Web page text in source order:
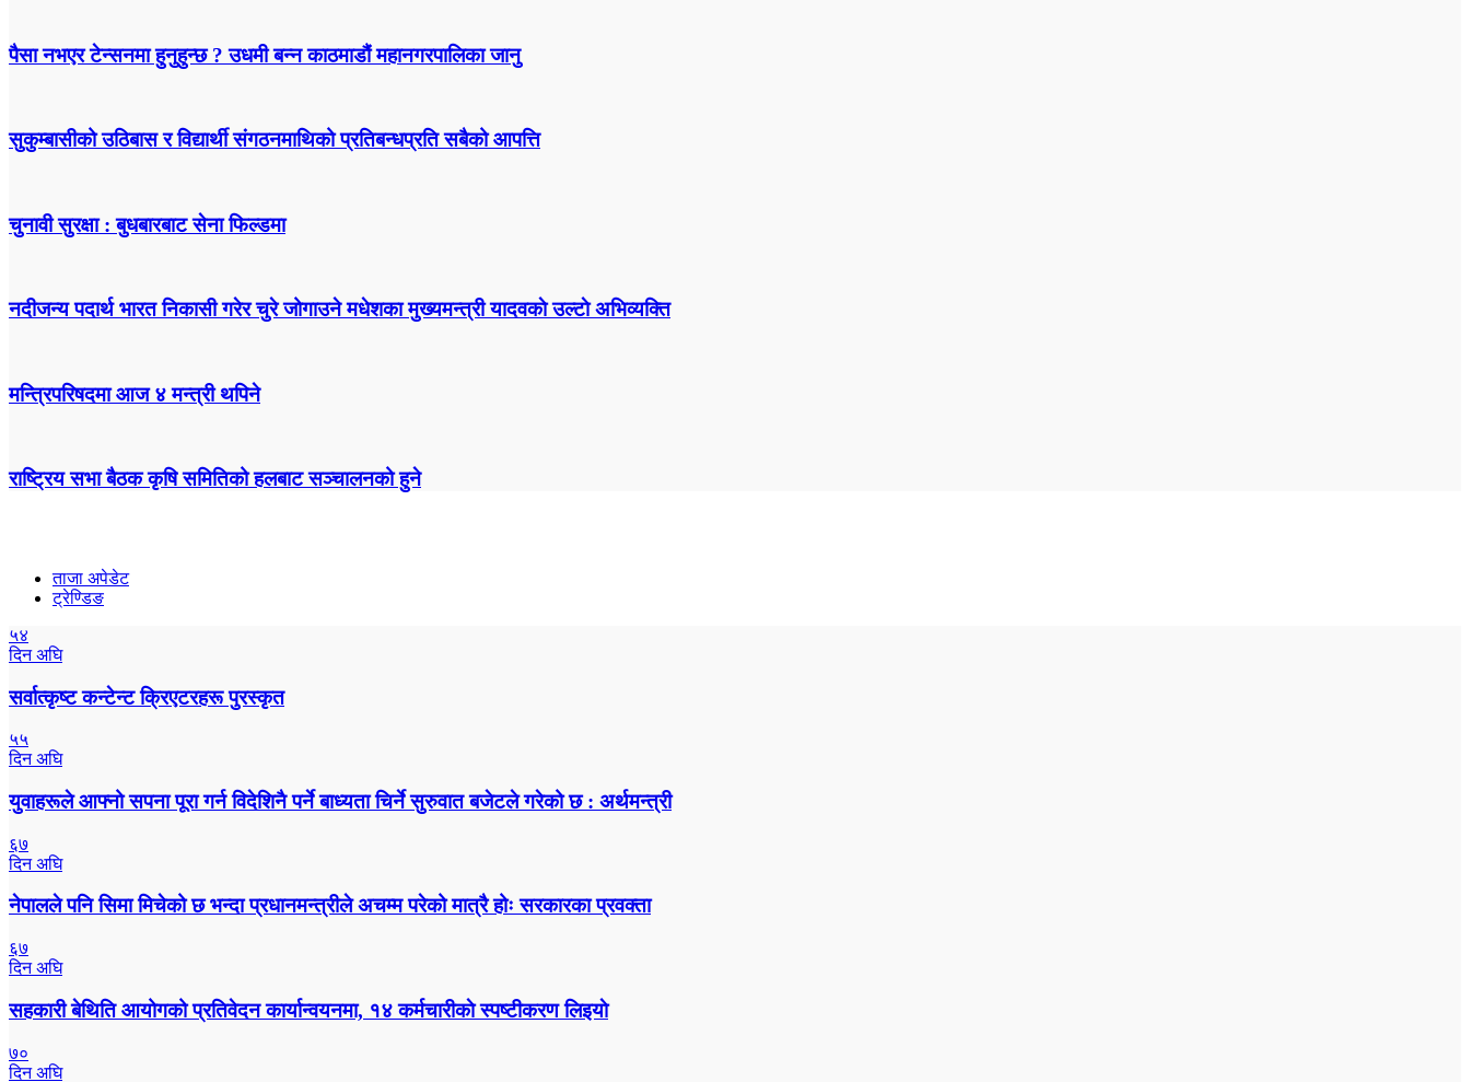
पैसा नभएर टेन्सनमा हुनुहुन्छ ? उधमी बन्न काठमाडौं महानगरपालिका जानु
सुकुम्बासीको उठिबास र विद्यार्थी संगठनमाथिको प्रतिबन्धप्रति सबैको आपत्ति
चुनावी सुरक्षा : बुधबारबाट सेना फिल्डमा
नदीजन्य पदार्थ भारत निकासी गरेर चुरे जोगाउने मधेशका मुख्यमन्त्री यादवकाे उल्टाे अभिव्यक्ति
मन्त्रिपरिषदमा आज ४ मन्त्री थपिने
राष्ट्रिय सभा बैठक कृषि समितिको हलबाट सञ्चालनको हुने
ताजा अपेडेट
ट्रेण्डिङ
५४
दिन अघि
सर्वात्कृष्ट कन्टेन्ट क्रिएटरहरू पुरस्कृत
५५
दिन अघि
युवाहरूले आफ्नो सपना पूरा गर्न विदेशिनै पर्ने बाध्यता चिर्ने सुरुवात बजेटले गरेको छ : अर्थमन्त्री
६७
दिन अघि
नेपालले पनि सिमा मिचेको छ भन्दा प्रधानमन्त्रीले अचम्म परेको मात्रै होः सरकारका प्रवक्ता
६७
दिन अघि
सहकारी बेथिति आयोगको प्रतिवेदन कार्यान्वयनमा, १४ कर्मचारीकाे स्पष्टीकरण लिइयाे
७०
दिन अघि